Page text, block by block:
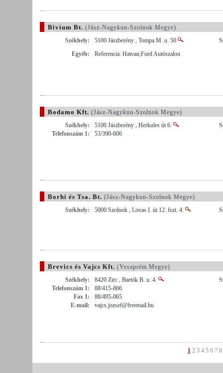
Bivium Bt. (Jász-Nagykun-Szolnok Megye)
Székhely:
5100 Jászberény , Tompa M. u. 50
Egyéb:
Referencia: Hatvan;Ford Autószalon
Bodamo Kft. (Jász-Nagykun-Szolnok Megye)
Székhely:
5100 Jászberény , Herkules út 6.
Telefonszám 1:
53/390-606
Borhi és Tsa. Bt. (Jász-Nagykun-Szolnok Megye)
Székhely:
5000 Szolnok , Lovas I. út 12. fszt. 4.
Brevics és Vajcs Kft. (Veszprém Megye)
Székhely:
8420 Zirc , Bartók B. u. 4.
Telefonszám 1:
88/415-866
Fax 1:
88/495-065
E-mail:
vajcs.jozsef@freemail.hu
1 2 3 4 5 6 7 8